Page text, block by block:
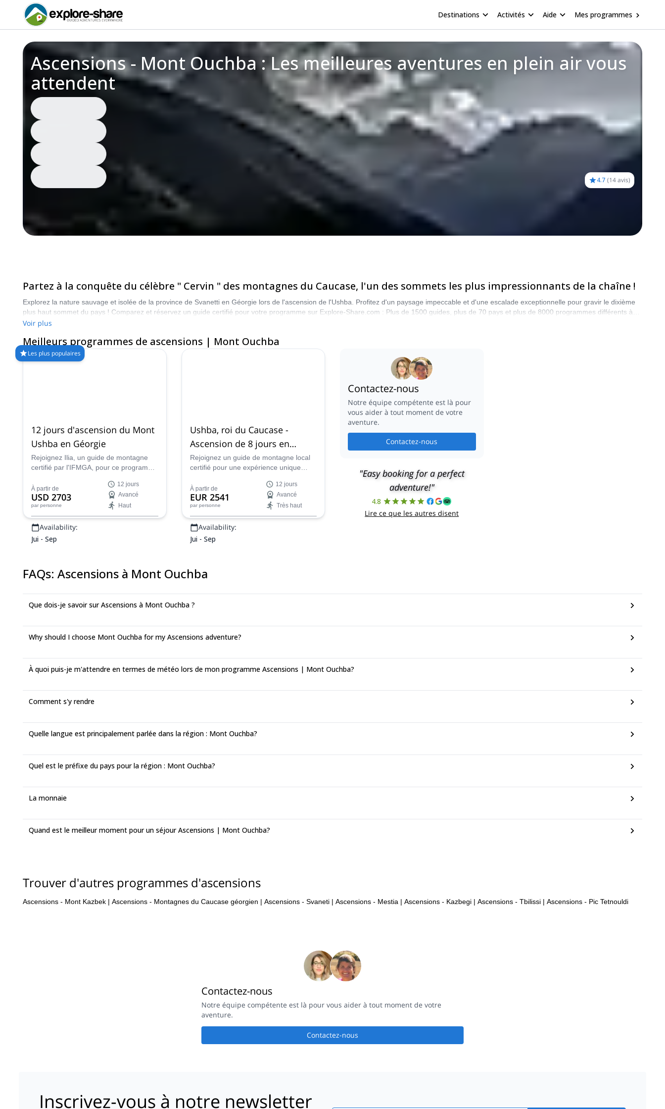
Destinations Activités Aide Mes programmes
Ascensions - Mont Ouchba : Les meilleures aventures en plein air vous
attendent
4.7 (14 avis)
Partez à la conquête du célèbre " Cervin " des montagnes du Caucase, l'un des sommets les plus impressionnants de la chaîne !
Explorez la nature sauvage et isolée de la province de Svanetti en Géorgie lors de l'ascension de l'Ushba. Profitez d'un paysage impeccable et d'une escalade exceptionnelle pour gravir le dixième
plus haut sommet du pays ! Comparez et réservez un guide certifié pour votre programme sur Explore-Share.com : Plus de 1500 guides, plus de 70 pays et plus de 8000 programmes différents à
choisir. Faites votre choix parmi notre sélection de programmes d'escalade au Mont Ushba. Les montagnes vous appellent !
Voir plus
Meilleurs programmes de ascensions | Mont Ouchba
Les plus populaires
12 jours d'ascension du Mont
Ushba en Géorgie
Rejoignez Ilia, un guide de montagne
certifié par l'IFMGA, pour ce programme
du Mont Ushba, un pic impressionnant
du Caucase !
À partir de
USD 2703
par personne
12 jours
Avancé
Haut
Availability:
Jui - Sep
Ushba, roi du Caucase -
Ascension de 8 jours en
Géorgie avec un guide
Rejoignez un guide de montagne local
certifié pour une expérience unique
sommet de l'Ushba, un favori du
Caucase qui se dresse à 4 710 m
d'altitude dans le Svaneti, et qui n'attend
que vous pour l'escalader !
À partir de
EUR 2541
par personne
12 jours
Avancé
Très haut
Availability:
Jui - Sep
Contactez-nous
Notre équipe compétente est là pour
vous aider à tout moment de votre
aventure.
Contactez-nous
"Easy booking for a perfect
adventure!"
4.8
Lire ce que les autres disent
FAQs: Ascensions à Mont Ouchba
Que dois-je savoir sur Ascensions à Mont Ouchba ?
Why should I choose Mont Ouchba for my Ascensions adventure?
À quoi puis-je m'attendre en termes de météo lors de mon programme Ascensions | Mont Ouchba?
Comment s'y rendre
Quelle langue est principalement parlée dans la région : Mont Ouchba?
Quel est le préfixe du pays pour la région : Mont Ouchba?
La monnaie
Quand est le meilleur moment pour un séjour Ascensions | Mont Ouchba?
Trouver d'autres programmes d'ascensions
Ascensions - Mont Kazbek | Ascensions - Montagnes du Caucase géorgien | Ascensions - Svaneti | Ascensions - Mestia | Ascensions - Kazbegi | Ascensions - Tbilissi | Ascensions - Pic Tetnouldi
Contactez-nous
Notre équipe compétente est là pour vous aider à tout moment de votre
aventure.
Contactez-nous
Inscrivez-vous à notre newsletter